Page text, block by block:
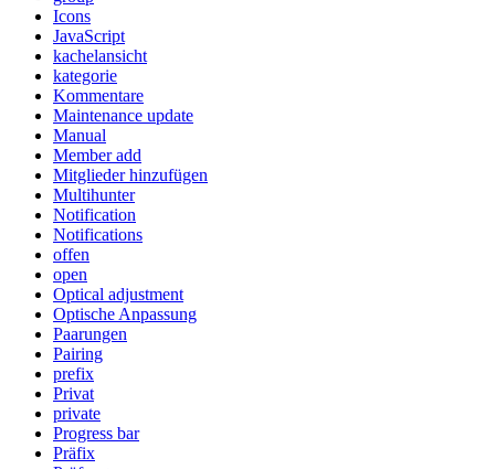
Icons
JavaScript
kachelansicht
kategorie
Kommentare
Maintenance update
Manual
Member add
Mitglieder hinzufügen
Multihunter
Notification
Notifications
offen
open
Optical adjustment
Optische Anpassung
Paarungen
Pairing
prefix
Privat
private
Progress bar
Präfix